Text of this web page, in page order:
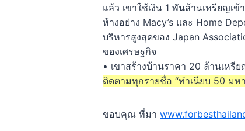
แล้ว เขาใช้เงิน 1 พันล้านเหรียญเ
ห้างอย่าง Macy’s และ Home
บริหารสูงสุดของ Japan
ของเศรษฐกิจ
• เขาสร้างบ้านราคา 20 ล้านเหรี
ติดตามทุกรายชื่อ “ทำเนียบ 50 มห
ขอบคุณ ที่มา